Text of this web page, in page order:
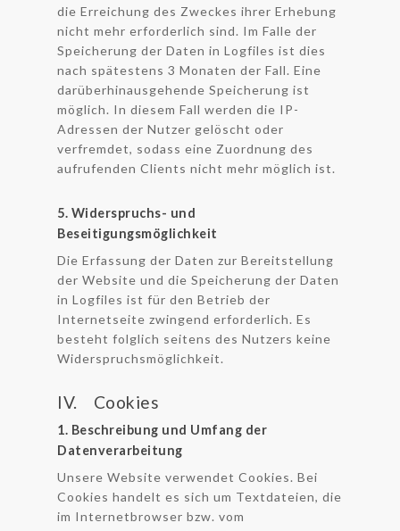
die Erreichung des Zweckes ihrer Erhebung
nicht mehr erforderlich sind. Im Falle der
Speicherung der Daten in Logfiles ist dies
nach spätestens 3 Monaten der Fall. Eine
darüberhinausgehende Speicherung ist
möglich. In diesem Fall werden die IP-
Adressen der Nutzer gelöscht oder
verfremdet, sodass eine Zuordnung des
aufrufenden Clients nicht mehr möglich ist.
5. Widerspruchs- und
Beseitigungsmöglichkeit
Die Erfassung der Daten zur Bereitstellung
der Website und die Speicherung der Daten
in Logfiles ist für den Betrieb der
Internetseite zwingend erforderlich. Es
besteht folglich seitens des Nutzers keine
Widerspruchsmöglichkeit.
IV. Cookies
1. Beschreibung und Umfang der
Datenverarbeitung
Unsere Website verwendet Cookies. Bei
Cookies handelt es sich um Textdateien, die
im Internetbrowser bzw. vom